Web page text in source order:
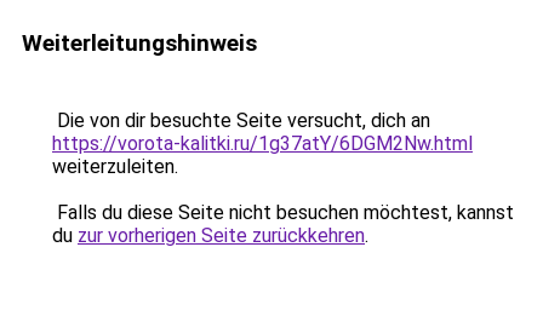
Weiterleitungshinweis
Die von dir besuchte Seite versucht, dich an
https://vorota-kalitki.ru/1g37atY/6DGM2Nw.html
weiterzuleiten.
Falls du diese Seite nicht besuchen möchtest, kannst
du zur vorherigen Seite zurückkehren.